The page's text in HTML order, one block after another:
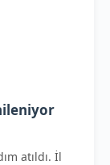
atıldı. İl